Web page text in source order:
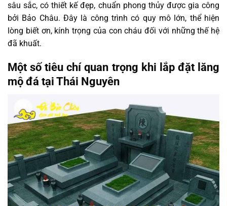
sâu sắc, có thiết kế đẹp, chuẩn phong thủy được gia công
bởi Bảo Châu. Đây là công trình có quy mô lớn, thể hiện
lòng biết ơn, kính trọng của con cháu đối với những thế hệ
đã khuất.
Một số tiêu chí quan trọng khi lắp đặt lăng
mộ đá tại Thái Nguyên